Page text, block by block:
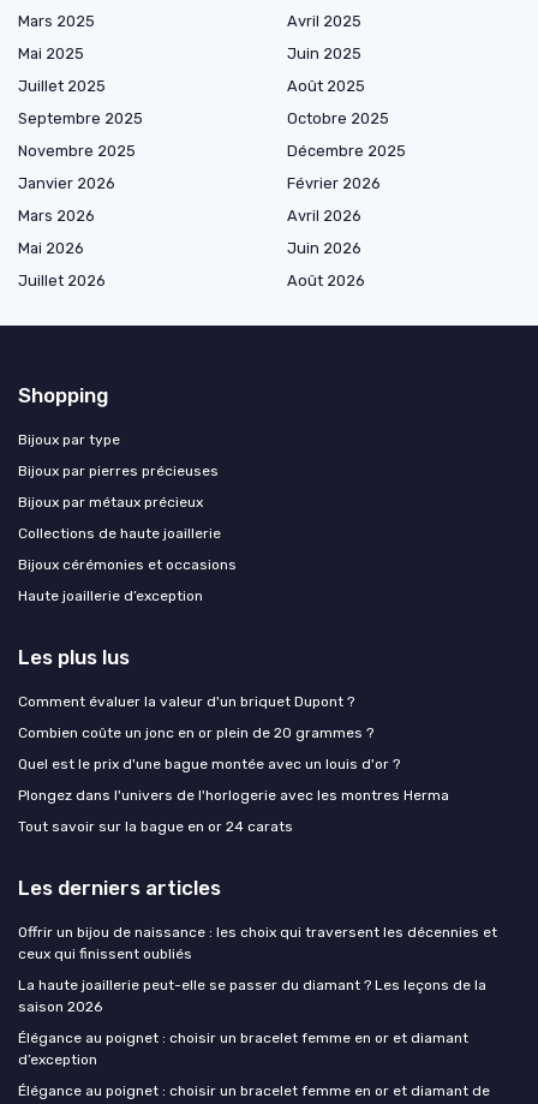
Mars 2025
Avril 2025
Mai 2025
Juin 2025
Juillet 2025
Août 2025
Septembre 2025
Octobre 2025
Novembre 2025
Décembre 2025
Janvier 2026
Février 2026
Mars 2026
Avril 2026
Mai 2026
Juin 2026
Juillet 2026
Août 2026
Shopping
Bijoux par type
Bijoux par pierres précieuses
Bijoux par métaux précieux
Collections de haute joaillerie
Bijoux cérémonies et occasions
Haute joaillerie d’exception
Les plus lus
Comment évaluer la valeur d'un briquet Dupont ?
Combien coûte un jonc en or plein de 20 grammes ?
Quel est le prix d'une bague montée avec un louis d'or ?
Plongez dans l'univers de l'horlogerie avec les montres Herma
Tout savoir sur la bague en or 24 carats
Les derniers articles
Offrir un bijou de naissance : les choix qui traversent les décennies et
ceux qui finissent oubliés
La haute joaillerie peut-elle se passer du diamant ? Les leçons de la
saison 2026
Élégance au poignet : choisir un bracelet femme en or et diamant
d’exception
Élégance au poignet : choisir un bracelet femme en or et diamant de